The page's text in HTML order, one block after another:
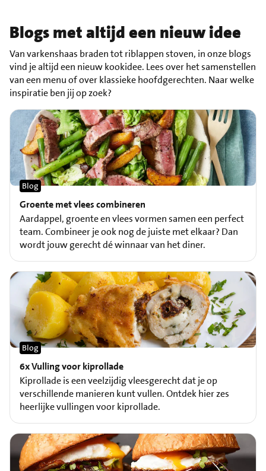
Blogs met altijd een nieuw idee
Van varkenshaas braden tot riblappen stoven, in onze blogs
vind je altijd een nieuw kookidee. Lees over het samenstellen
van een menu of over klassieke hoofdgerechten. Naar welke
inspiratie ben jij op zoek?
Groente met vlees combineren
Blog
Aardappel, groente en vlees vormen samen een perfect
team. Combineer je ook nog de juiste met elkaar? Dan
wordt jouw gerecht dé winnaar van het diner.
6x Vulling voor kiprollade
Blog
Kiprollade is een veelzijdig vleesgerecht dat je op
verschillende manieren kunt vullen. Ontdek hier zes
heerlijke vullingen voor kiprollade.